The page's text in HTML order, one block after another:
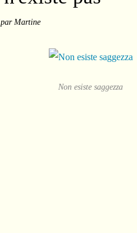
par Martine
Non esiste saggezza